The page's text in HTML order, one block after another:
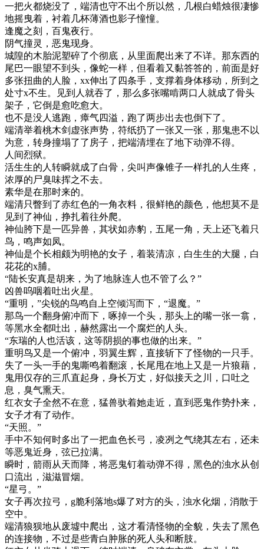
一把火都烧没了，端清也守不出个所以然，几根白蜡烛很凄惨
地摇曳着，衬着几杯薄酒也影子憧憧。
逢魔之刻，百鬼夜行。
阴气撞灵，恶鬼现身。
城隍的木胎泥塑碎了个彻底，从里面爬出来了不详。那东西的
尾巴一眼望不到头，像蛇一样，但看着又黏答答的，前面是好
多张扭曲的人脸，xx伸出了四条手，支撑着身体移动，所到之
处寸x不生。见到人就吞了，那么多张嘴啃两口人就成了骨头
架子，它倒是愈吃愈大。
也不是没人逃跑，瘴气四溢，跑了两步出去也倒下了。
端清举着桃木剑虚张声势，符纸扔了一张又一张，那鬼患不以
为意，转身撞塌了了房子，把端清埋在了地下动弹不得。
人间烈狱。
活生生的人转瞬就成了白骨，尖叫声像锥子一样扎的人生疼，
浓厚的尸臭味挥之不去。
素华是在那时来的。
端清只瞥到了赤红色的一角衣料，很鲜艳的颜色，他想莫不是
见到了神仙，挣扎着往外爬。
神仙胯下是一匹异兽，其状如赤豹，五尾一角，天上还飞着只
鸟，鸣声如凤。
神仙是个长相颇为明艳的女子，着装清凉，白生生的大腿，白
花花的x脯。
“陆长安真是胡来，为了地脉连人也不管了么？”
凶兽呜咽着吐出火星。
“重明，”尖锐的鸟鸣自上空倾泻而下，“退魔。”
那鸟一个翻身俯冲而下，啄掉一个头，那头上的嘴一张一翕，
等黑水全都吐出，赫然露出一个腐烂的人头。
“东瑞的人也活该，这等阴损的事也做的出来。”
重明鸟又是一个俯冲，羽翼生辉，直接斩下了怪物的一只手。
失了一头一手的鬼嘶鸣着翻滚，长尾甩在地上又是一片狼藉，
鬼用仅存的三爪直起身，身长万丈，好似接天之川，口吐之
息，臭气熏天。
红衣女子全然不在意，猛兽驮着她走近，直到恶鬼作势扑来，
女子才有了动作。
“天照。”
手中不知何时多出了一把血色长弓，凌冽之气绕其左右，还未
等恶鬼近身，弦已拉满。
瞬时，箭雨从天而降，将恶鬼钉着动弹不得，黑色的浊水从创
口流出，滋滋冒烟。
“星弓。”
女子再次拉弓，g脆利落地s爆了对方的头，浊水化烟，消散于
空中。
端清狼狈地从废墟中爬出，这才看清怪物的全貌，失去了黑色
的连接物，不过是些青白肿胀的死人头和断肢。